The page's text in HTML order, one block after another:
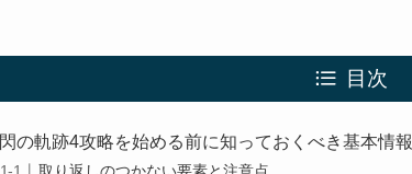
目次
閃の軌跡4攻略を始める前に知っておくべき基本情報